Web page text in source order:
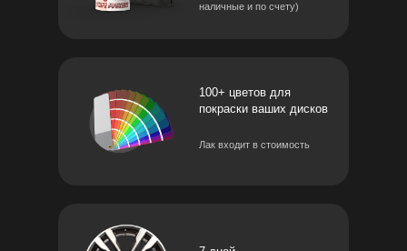
100+ цветов для
покраски ваших дисков
наличные и по счету)
Лак входит в стоимость